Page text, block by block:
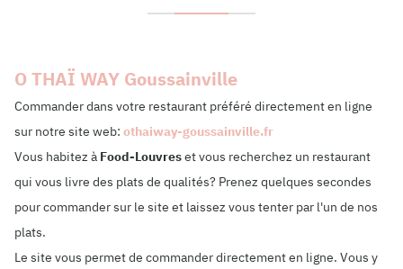
O THAÏ WAY Goussainville
Commander dans votre restaurant préféré directement en ligne
sur notre site web: othaiway-goussainville.fr
Vous habitez à Food-Louvreset vous recherchez un restaurant
qui vous livre des plats de qualités? Prenez quelques secondes
pour commander sur le site et laissez vous tenter par l'un de nos
plats.
Le site vous permet de commander directement en ligne. Vous y